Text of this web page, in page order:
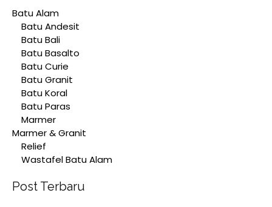
Batu Alam
Batu Andesit
Batu Bali
Batu Basalto
Batu Curie
Batu Granit
Batu Koral
Batu Paras
Marmer
Marmer & Granit
Relief
Wastafel Batu Alam
Post Terbaru